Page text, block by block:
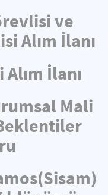
ve
Alım İlanı
İlanı
Mali